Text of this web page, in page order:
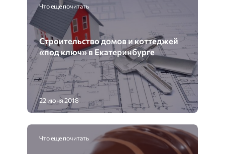
Что еще почитать
Строительство домов и коттеджей
«под ключ» в Екатеринбурге
22 июня 2018
Что еще почитать